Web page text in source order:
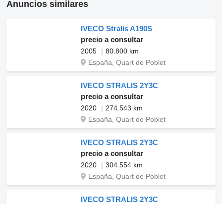
Anuncios similares
IVECO Stralis A190S
precio a consultar
2005
80.800 km
España, Quart de Poblet
IVECO STRALIS 2Y3C
precio a consultar
2020
274.543 km
España, Quart de Poblet
IVECO STRALIS 2Y3C
precio a consultar
2020
304.554 km
España, Quart de Poblet
IVECO STRALIS 2Y3C